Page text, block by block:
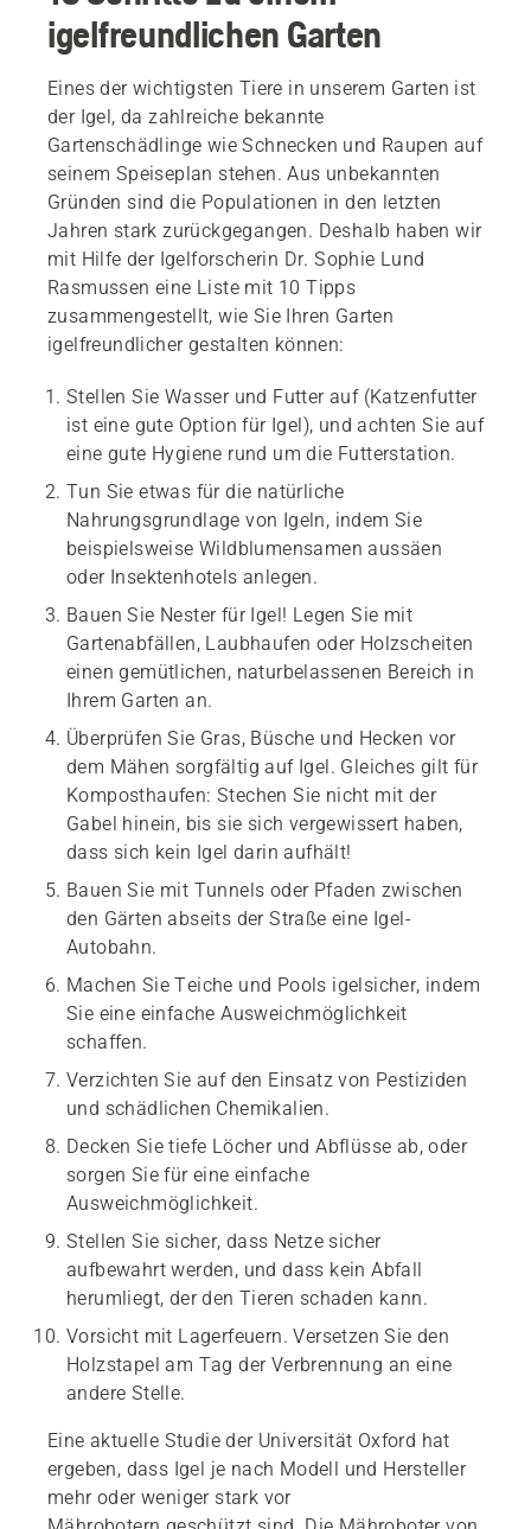
igelfreundlichen Garten
Eines der wichtigsten Tiere in unserem Garten ist
der Igel, da zahlreiche bekannte
Gartenschädlinge wie Schnecken und Raupen auf
seinem Speiseplan stehen. Aus unbekannten
Gründen sind die Populationen in den letzten
Jahren stark zurückgegangen. Deshalb haben wir
mit Hilfe der Igelforscherin Dr. Sophie Lund
Rasmussen eine Liste mit 10 Tipps
zusammengestellt, wie Sie Ihren Garten
igelfreundlicher gestalten können:
Stellen Sie Wasser und Futter auf (Katzenfutter
ist eine gute Option für Igel), und achten Sie auf
eine gute Hygiene rund um die Futterstation.
Tun Sie etwas für die natürliche
Nahrungsgrundlage von Igeln, indem Sie
beispielsweise Wildblumensamen aussäen
oder Insektenhotels anlegen.
Bauen Sie Nester für Igel! Legen Sie mit
Gartenabfällen, Laubhaufen oder Holzscheiten
einen gemütlichen, naturbelassenen Bereich in
Ihrem Garten an.
Überprüfen Sie Gras, Büsche und Hecken vor
dem Mähen sorgfältig auf Igel. Gleiches gilt für
Komposthaufen: Stechen Sie nicht mit der
Gabel hinein, bis sie sich vergewissert haben,
dass sich kein Igel darin aufhält!
Bauen Sie mit Tunnels oder Pfaden zwischen
den Gärten abseits der Straße eine Igel-
Autobahn.
Machen Sie Teiche und Pools igelsicher, indem
Sie eine einfache Ausweichmöglichkeit
schaffen.
Verzichten Sie auf den Einsatz von Pestiziden
und schädlichen Chemikalien.
Decken Sie tiefe Löcher und Abflüsse ab, oder
sorgen Sie für eine einfache
Ausweichmöglichkeit.
Stellen Sie sicher, dass Netze sicher
aufbewahrt werden, und dass kein Abfall
herumliegt, der den Tieren schaden kann.
Vorsicht mit Lagerfeuern. Versetzen Sie den
Holzstapel am Tag der Verbrennung an eine
andere Stelle.
Eine aktuelle Studie der Universität Oxford hat
ergeben, dass Igel je nach Modell und Hersteller
mehr oder weniger stark vor